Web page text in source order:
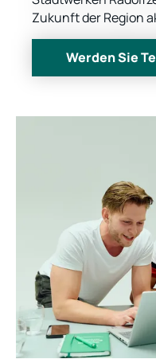
Zukunft der Region
Werden Sie